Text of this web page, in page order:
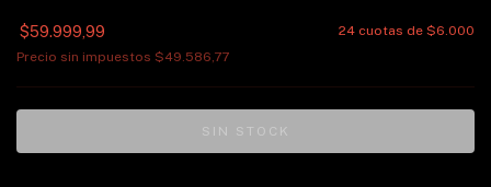
$59.999,99 24 cuotas de $6.000
Precio sin impuestos $49.586,77